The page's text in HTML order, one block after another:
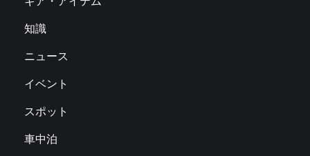
知識
ニュース
イベント
スポット
車中泊